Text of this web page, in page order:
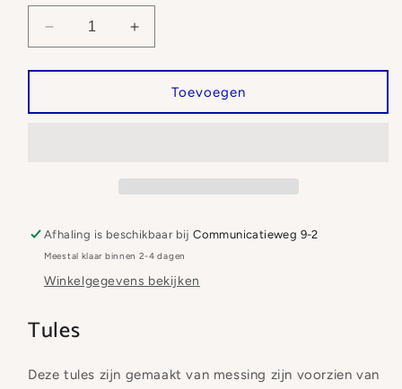
Aantal
verlagen
voor
uitwendige
Aantal
verhogen
voor
Slangtule
uitwendige
Toevoegen
Afhaling is beschikbaar bijCommunicatieweg 9-2
Meestal klaar binnen 2-4 dagen
Winkelgegevens bekijken
Tules
Deze tules zijn gemaakt van messing zijn voorzien van